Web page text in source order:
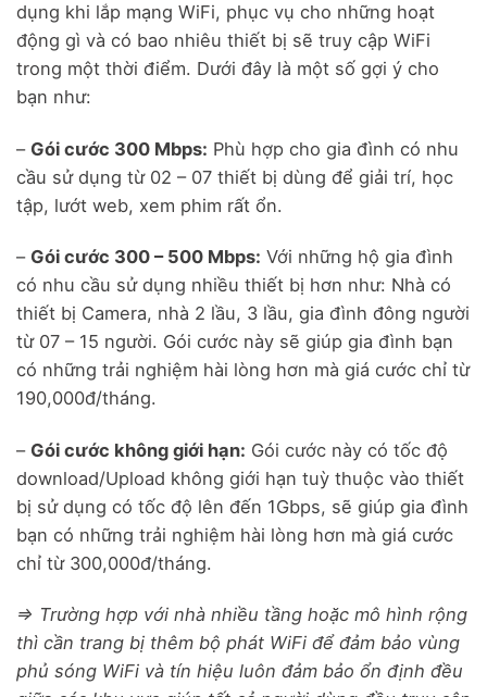
dụng khi lắp mạng WiFi, phục vụ cho những hoạt
động gì và có bao nhiêu thiết bị sẽ truy cập WiFi
trong một thời điểm. Dưới đây là một số gợi ý cho
bạn như:
– Gói cước 300 Mbps: Phù hợp cho gia đình có nhu
cầu sử dụng từ 02 – 07 thiết bị dùng để giải trí, học
tập, lướt web, xem phim rất ổn.
– Gói cước 300 – 500 Mbps: Với những hộ gia đình
có nhu cầu sử dụng nhiều thiết bị hơn như: Nhà có
thiết bị Camera, nhà 2 lầu, 3 lầu, gia đình đông người
từ 07 – 15 người. Gói cước này sẽ giúp gia đình bạn
có những trải nghiệm hài lòng hơn mà giá cước chỉ từ
190,000đ/tháng.
– Gói cước không giới hạn: Gói cước này có tốc độ
download/Upload không giới hạn tuỳ thuộc vào thiết
bị sử dụng có tốc độ lên đến 1Gbps, sẽ giúp gia đình
bạn có những trải nghiệm hài lòng hơn mà giá cước
chỉ từ 300,000đ/tháng.
=> Trường hợp với nhà nhiều tầng hoặc mô hình rộng
thì cần trang bị thêm bộ phát WiFi để đảm bảo vùng
phủ sóng WiFi và tín hiệu luôn đảm bảo ổn định đều